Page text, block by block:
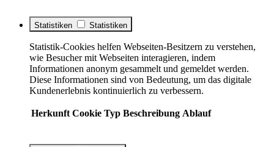
Statistiken Statistiken
Statistik-Cookies helfen Webseiten-Besitzern zu verstehen,
wie Besucher mit Webseiten interagieren, indem
Informationen anonym gesammelt und gemeldet werden.
Diese Informationen sind von Bedeutung, um das digitale
Kundenerlebnis kontinuierlich zu verbessern.
Herkunft Cookie Typ Beschreibung Ablauf